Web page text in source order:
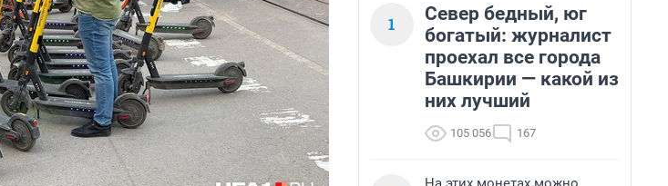
1
Север бедный, юг
богатый: журналист
проехал все города
Башкирии — какой из
них лучший
105 056 167